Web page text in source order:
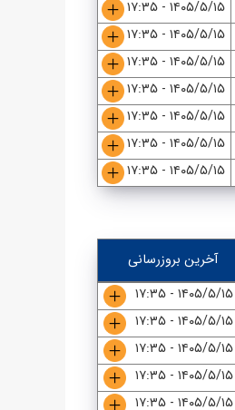
۱۴۰۵/۵/۱۵ - ۱۷:۳۵
۱۴۰۵/۵/۱۵ - ۱۷:۳۵
۱۴۰۵/۵/۱۵ - ۱۷:۳۵
۱۴۰۵/۵/۱۵ - ۱۷:۳۵
۱۴۰۵/۵/۱۵ - ۱۷:۳۵
۱۴۰۵/۵/۱۵ - ۱۷:۳۵
۱۴۰۵/۵/۱۵ - ۱۷:۳۵
آخرین بروزرسانی
۱۴۰۵/۵/۱۵ - ۱۷:۳۵
۱۴۰۵/۵/۱۵ - ۱۷:۳۵
۱۴۰۵/۵/۱۵ - ۱۷:۳۵
۱۴۰۵/۵/۱۵ - ۱۷:۳۵
۱۴۰۵/۵/۱۵ - ۱۷:۳۵